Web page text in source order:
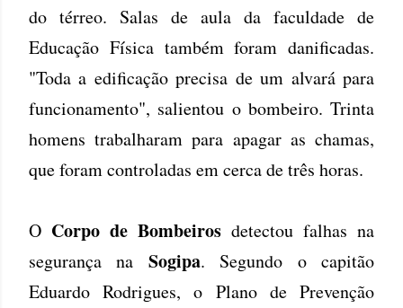
do térreo. Salas de aula da faculdade de
Educação Física também foram danificadas.
"Toda a edificação precisa de um alvará para
funcionamento", salientou o bombeiro. Trinta
homens trabalharam para apagar as chamas,
que foram controladas em cerca de três horas.
O Corpo de Bombeiros detectou falhas na
segurança na Sogipa. Segundo o capitão
Eduardo Rodrigues, o Plano de Prevenção